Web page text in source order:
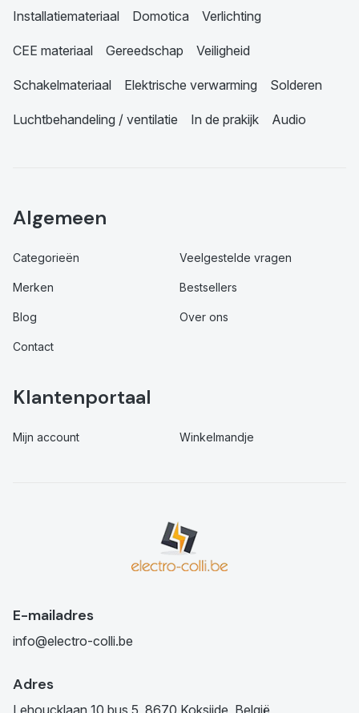
Installatiemateriaal Domotica Verlichting
CEE materiaal Gereedschap Veiligheid
Schakelmateriaal Elektrische verwarming Solderen
Luchtbehandeling / ventilatie In de prakijk Audio
Algemeen
Categorieën Veelgestelde vragen
Merken Bestsellers
Blog Over ons
Contact
Klantenportaal
Mijn account Winkelmandje
E-mailadres
info@electro-colli.be
Adres